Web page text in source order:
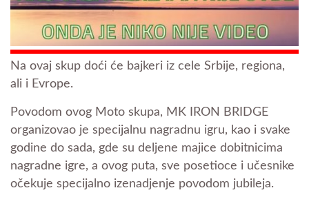
Na ovaj skup doći će bajkeri iz cele Srbije, regiona,
ali i Evrope.
Povodom ovog Moto skupa, MK IRON BRIDGE
organizovao je specijalnu nagradnu igru, kao i svake
godine do sada, gde su deljene majice dobitnicima
nagradne igre, a ovog puta, sve posetioce i učesnike
očekuje specijalno izenadjenje povodom jubileja.